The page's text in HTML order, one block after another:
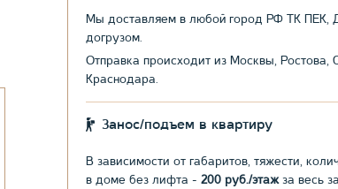
Мы доставляем в любой город РФ ТК ПЕК,
догрузом.
Отправка происходит из Москвы, Ростова,
Краснодара.
Занос/подъем в квартиру
В зависимости от габаритов, тяжести,
в доме без лифта - 200 руб./этажза весь